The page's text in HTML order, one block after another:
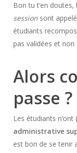
Bon tu t’en
sessionsont
étudiants
pas validées et non
Alors
passe ?
Les étudiants
administrative
est bon de se tenir